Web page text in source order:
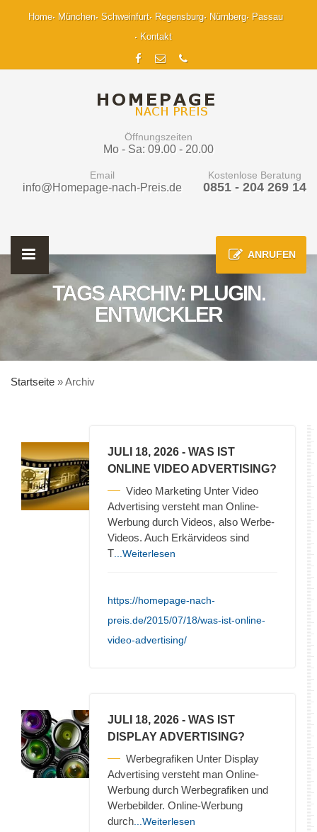
Home München Schweinfurt Regensburg Nürnberg
Passau
Kontakt
Öffnungszeiten
Mo - Sa: 09.00 - 20.00
Email
info@Homepage-nach-Preis.de
Kostenlose Beratung
0851 - 204 269 14
ANRUFEN
TAGS ARCHIV: PLUGIN.
ENTWICKLER
Startseite »Archiv
JULI 18, 2026 - WAS IST
ONLINE VIDEO ADVERTISING?
Video Marketing Unter Video
Advertising versteht man Online-
Werbung durch Videos, also Werbe-
Videos. Auch Erkärvideos sind
T ...Weiterlesen
https://homepage-nach-
preis.de/2015/07/18/was-ist-online-
video-advertising/
JULI 18, 2026 - WAS IST
DISPLAY ADVERTISING?
Werbegrafiken Unter Display
Advertising versteht man Online-
Werbung durch Werbegrafiken und
Werbebilder. Online-Werbung
durch ...Weiterlesen